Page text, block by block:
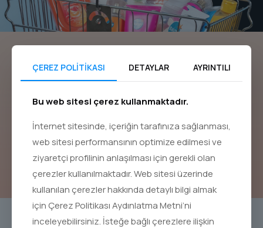
Şimdi fırsatları kaçırma!
üzerinden satın alabilirsiniz.
Satın Al!
ÇEREZ POLİTİKASI DETAYLAR AYRINTILI
Bu web sitesi çerez kullanmaktadır.
İnternet sitesinde, içeriğin tarafınıza sağlanması,
web sitesi performansının optimize edilmesi ve
ziyaretçi profilinin anlaşılması için gerekli olan
çerezler kullanılmaktadır. Web sitesi üzerinde
kullanılan çerezler hakkında detaylı bilgi almak
için Çerez Politikası Aydınlatma Metni’ni
inceleyebilirsiniz. İsteğe bağlı çerezlere ilişkin